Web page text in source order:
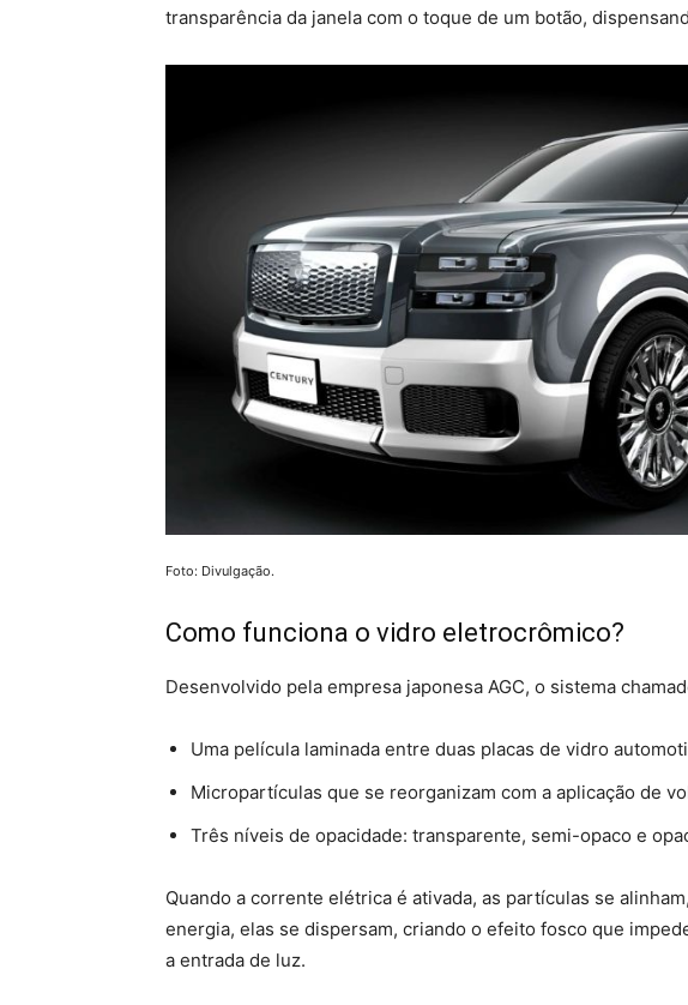
transparência da janela com o toque de um botão,
Foto: Divulgação.
Como funciona o vidro eletrocrômico?
Desenvolvido pela empresa japonesa AGC, o sistema
Uma película laminada entre duas placas de vidro
Micropartículas que se reorganizam com a aplicação de
Três níveis de opacidade: transparente, semi-opaco e
Quando a corrente elétrica é ativada, as partículas se
energia, elas se dispersam, criando o efeito fosco que
a entrada de luz.